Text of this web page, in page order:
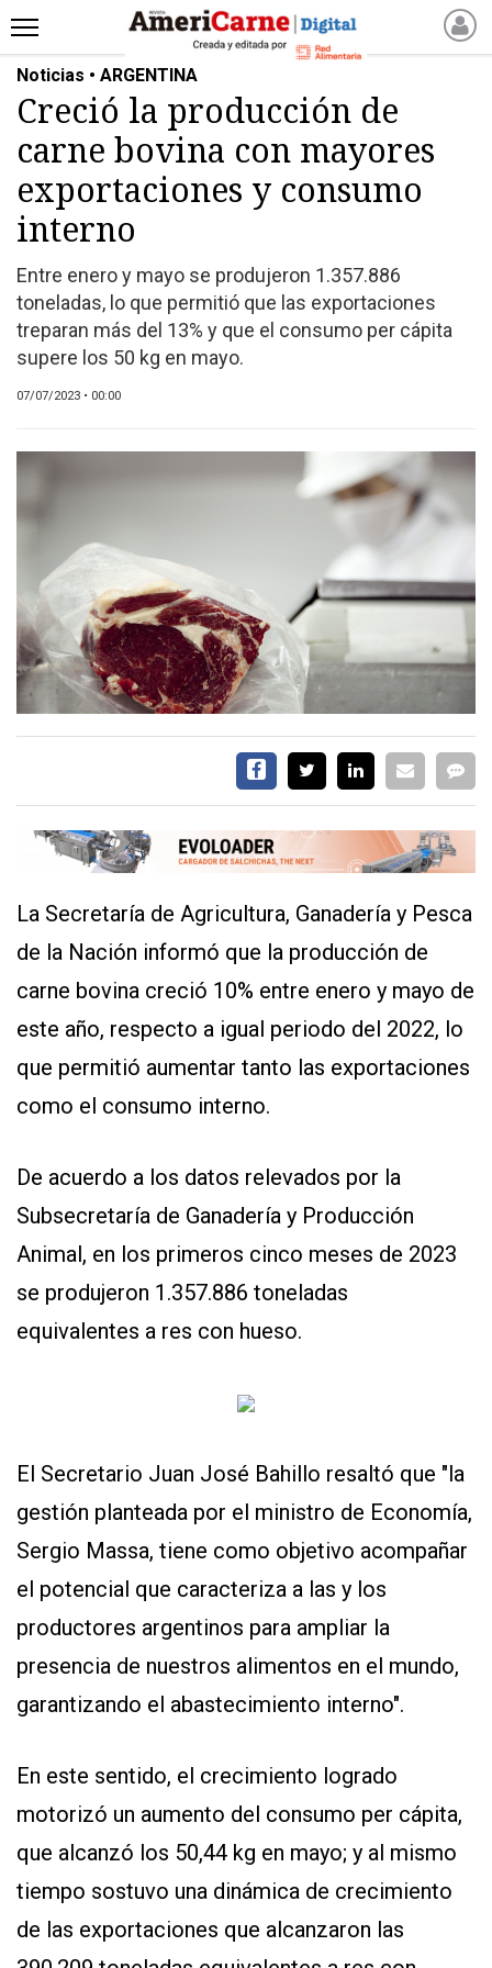
INICIO
NOTICIAS RECIENTES
NOTICIAS
ARTICULOS
PRODUCCIÓN
PROCESO
PRODUCTO
NUEVOS PRODUCTOS
MARKETPLACE
CAPACITACIONES
DIRECTORIO
CALENDARIO
MEDIA KIT
TEMAS DESTACADOS
CARNE
FRIGORIFICO
INVESTIGACIÓN
AGRO
CONCURSO
PREMIO
SERVICIOS
AYUDA
Y
POLÍTICAS
PRIVACIDAD
Noticias • ARGENTINA
Creció la producción de
carne bovina con mayores
exportaciones y consumo
interno
Entre enero y mayo se produjeron 1.357.886
toneladas, lo que permitió que las exportaciones
treparan más del 13% y que el consumo per cápita
supere los 50 kg en mayo.
07/07/2023 • 00:00
La Secretaría de Agricultura, Ganadería y Pesca
de la Nación informó que la producción de
carne bovina creció 10% entre enero y mayo de
este año, respecto a igual periodo del 2022, lo
que permitió aumentar tanto las exportaciones
como el consumo interno.
De acuerdo a los datos relevados por la
Subsecretaría de Ganadería y Producción
Animal, en los primeros cinco meses de 2023
se produjeron 1.357.886 toneladas
equivalentes a res con hueso.
El Secretario Juan José Bahillo resaltó que "la
gestión planteada por el ministro de Economía,
Sergio Massa, tiene como objetivo acompañar
el potencial que caracteriza a las y los
productores argentinos para ampliar la
presencia de nuestros alimentos en el mundo,
garantizando el abastecimiento interno".
En este sentido, el crecimiento logrado
motorizó un aumento del consumo per cápita,
que alcanzó los 50,44 kg en mayo; y al mismo
tiempo sostuvo una dinámica de crecimiento
de las exportaciones que alcanzaron las